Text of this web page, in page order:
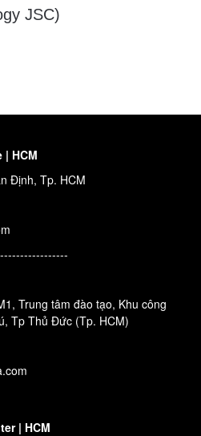
JSC)
HCM
Định, Tp. HCM
Trung tâm đào tạo, Khu công
Tp Thủ Đức (Tp. HCM)
| HCM